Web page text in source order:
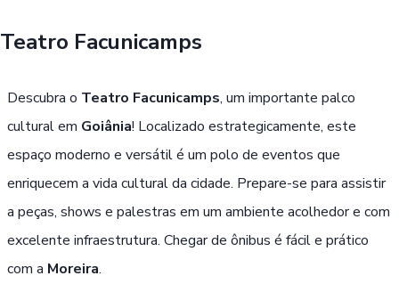
Teatro Facunicamps
Descubra o Teatro Facunicamps, um importante palco
cultural em Goiânia! Localizado estrategicamente, este
espaço moderno e versátil é um polo de eventos que
enriquecem a vida cultural da cidade. Prepare-se para assistir
a peças, shows e palestras em um ambiente acolhedor e com
excelente infraestrutura. Chegar de ônibus é fácil e prático
com a Moreira.